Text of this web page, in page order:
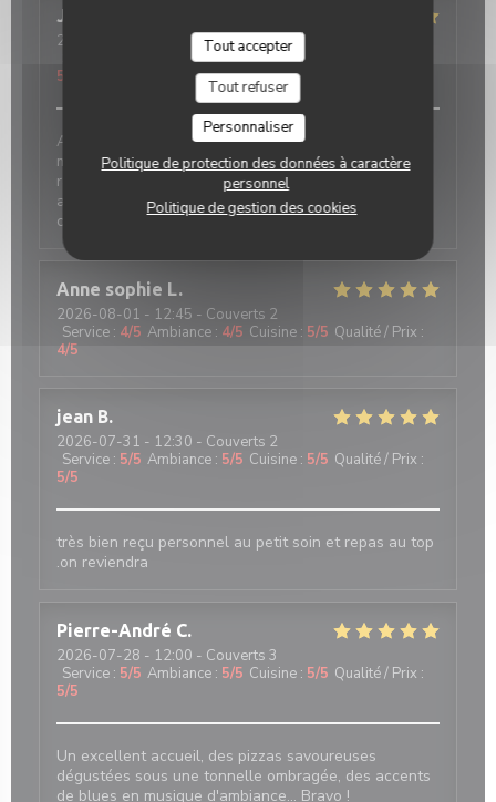
Tout accepter
Tout refuser
Personnaliser
Politique de protection des données à caractère
personnel
Politique de gestion des cookies
JEAN MARC
2026-08-01
- 19:30 - Couverts 2
Ambiance:5/5 Cuisine:
5
Accueil très chaleureux...lieu propre, décoration
magnifique... qualité, quantité et prix très
raisonnable.Nous avons passé un moment très
agréable et avons très bien mangé... Nous avions
choisi les pizzas traditionnelle, excellente.
Anne sophie L
2026-08-01 - 12:45 - Couverts 2
Service : 4/5 Ambiance : 4/5 Cuisine : 5/5 Qualité / Prix :
4/5
jean B
2026-07-31 - 12:30 - Couverts 2
Service : 5/5 Ambiance : 5/5 Cuisine : 5/5 Qualité / Prix :
5/5
très bien reçu personnel au petit soin et repas au top
.on reviendra
Pierre-André C
2026-07-28 - 12:00 - Couverts 3
Service : 5/5 Ambiance : 5/5 Cuisine : 5/5 Qualité / Prix :
5/5
Un excellent accueil, des pizzas savoureuses
dégustées sous une tonnelle ombragée, des accents
de blues en musique d'ambiance... Bravo !